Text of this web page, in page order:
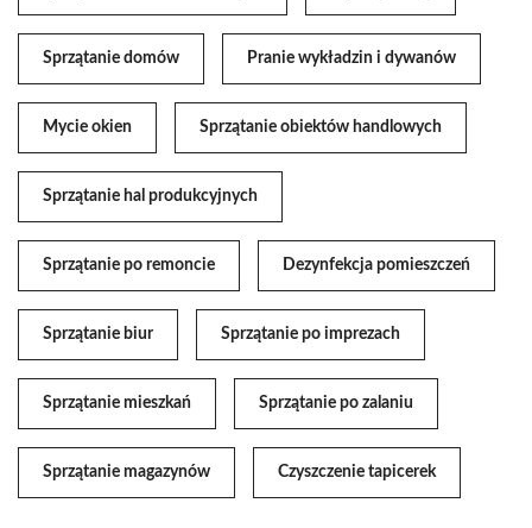
Sprzątanie domów Pranie wykładzin i dywanów
Mycie okien Sprzątanie obiektów handlowych
Sprzątanie hal produkcyjnych
Sprzątanie po remoncie Dezynfekcja pomieszczeń
Sprzątanie biur Sprzątanie po imprezach
Sprzątanie mieszkań Sprzątanie po zalaniu
Sprzątanie magazynów Czyszczenie tapicerek